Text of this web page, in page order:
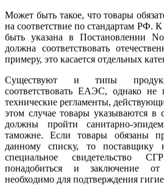
Может быть такое, что товары
на соответствие по стандартам РФ.
быть указана в Постановлении
должна соответствовать
примеру, это касается отдельных
Существуют и типы
соответствовать ЕАЭС, однако не
технические регламенты,
этом случае товары указываются в
должны пройти санитарно-
таможне. Если товары обязаны
данному списку, то
специальное
понадобиться и заключение от
необходимо для подтверждения